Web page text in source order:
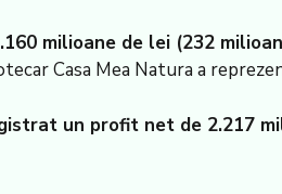
milioane de lei (232
Casa Mea Natura a
un profit net de 2.217